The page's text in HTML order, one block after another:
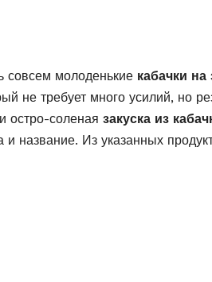
совсем молоденькие кабачки на
не требует много усилий, но
остро-соленая закуска из
название. Из указанных